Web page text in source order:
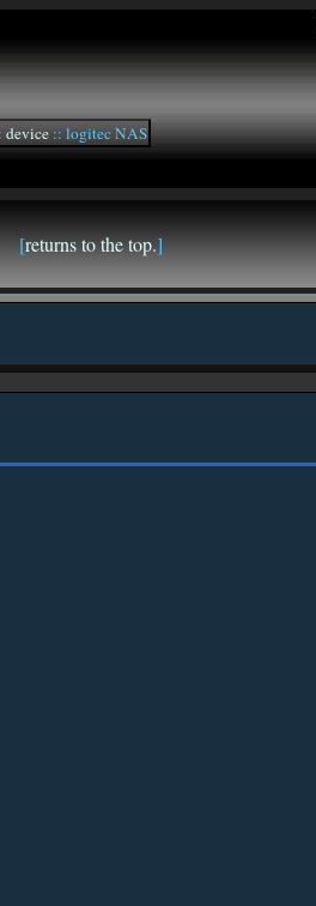
device :: logitec NAS
[returns to the top.]